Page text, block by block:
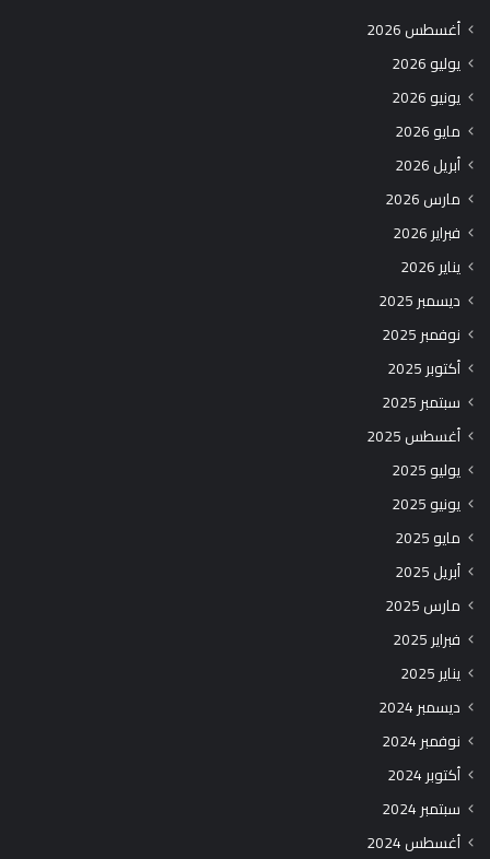
أغسطس 2026
يوليو 2026
يونيو 2026
مايو 2026
أبريل 2026
مارس 2026
فبراير 2026
يناير 2026
ديسمبر 2025
نوفمبر 2025
أكتوبر 2025
سبتمبر 2025
أغسطس 2025
يوليو 2025
يونيو 2025
مايو 2025
أبريل 2025
مارس 2025
فبراير 2025
يناير 2025
ديسمبر 2024
نوفمبر 2024
أكتوبر 2024
سبتمبر 2024
أغسطس 2024